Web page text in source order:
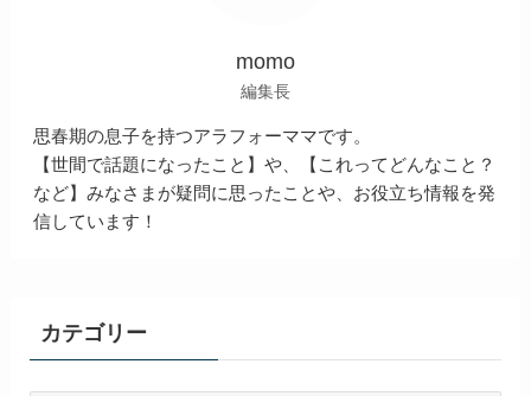
momo
編集長
思春期の息子を持つアラフォーママです。
【世間で話題になったこと】や、【これってどんなこと？
など】みなさまが疑問に思ったことや、お役立ち情報を発
信しています！
カテゴリー